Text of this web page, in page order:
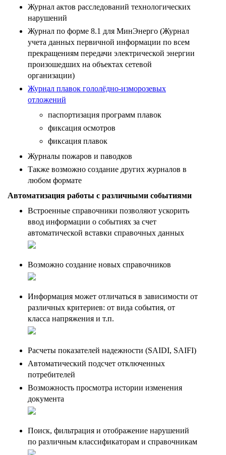
Журнал актов расследований технологических
нарушений
Журнал по форме 8.1 для МинЭнерго (Журнал
учета данных первичной информации по всем
прекращениям передачи электрической энергии
произошедших на объектах сетевой
организации)
Журнал плавок гололёдно-изморозевых
отложений
паспортизация программ плавок
фиксация осмотров
фиксация плавок
Журналы пожаров и паводков
Также возможно создание других журналов в
любом формате
Автоматизация работы с различными событиями
Встроенные справочники позволяют ускорить
ввод информации о событиях за счет
автоматической вставки справочных данных
Возможно создание новых справочников
Информация может отличаться в зависимости от
различных критериев: от вида события, от
класса напряжения и т.п.
Расчеты показателей надежности (SAIDI, SAIFI)
Автоматический подсчет отключенных
потребителей
Возможность просмотра истории изменения
документа
Поиск, фильтрация и отображение нарушений
по различным классификаторам и справочникам